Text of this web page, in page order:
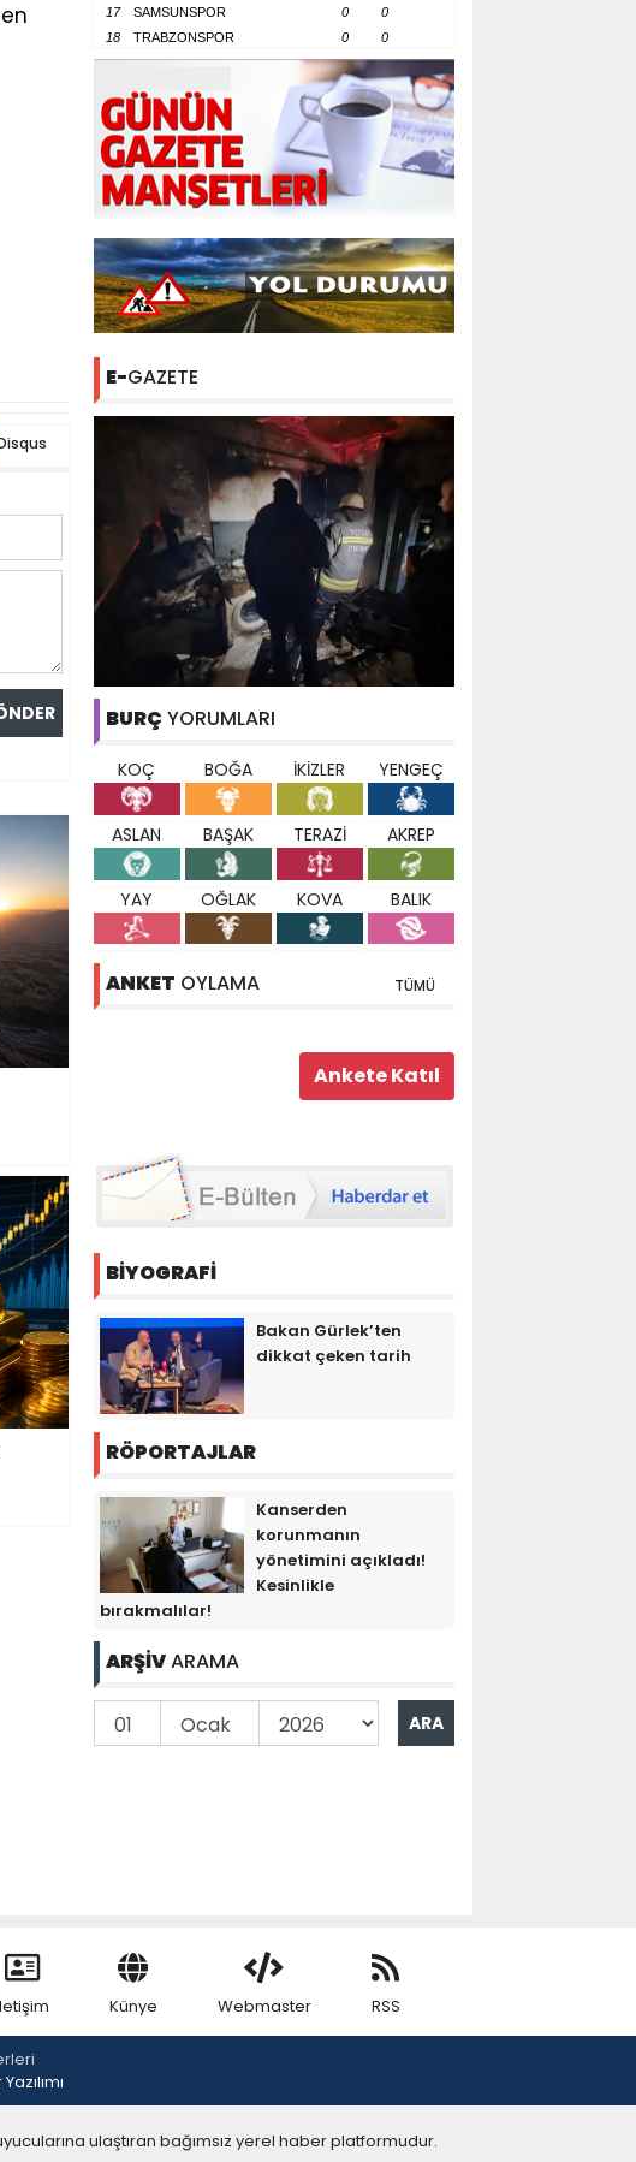
17
SAMSUNSPOR 0
0
18
TRABZONSPOR 0 0
E-GAZETE
BURÇ YORUMLARI
KOÇ BOĞA İKİZLER YENGEÇ
ASLAN BAŞAK TERAZİ AKREP
YAY OĞLAK KOVA BALIK
ANKET OYLAMA TÜMÜ
BİYOGRAFİ
Bakan Gürlek’ten
dikkat çeken tarih
RÖPORTAJLAR
Kanserden
korunmanın
yönetimini açıkladı!
Kesinlikle
bırakmalılar!
ARŞİVARAMA
Künye Webmaster RSS
ulaştıran bağımsız yerel haber platformudur.